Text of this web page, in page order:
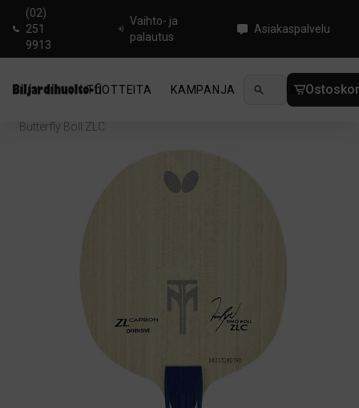
(02)
251
9913
Vaihto- ja
palautus
Asiakaspalvelu
TUOTTEITA KAMPANJA UUTUUDET
Butterfly Boll ZLC